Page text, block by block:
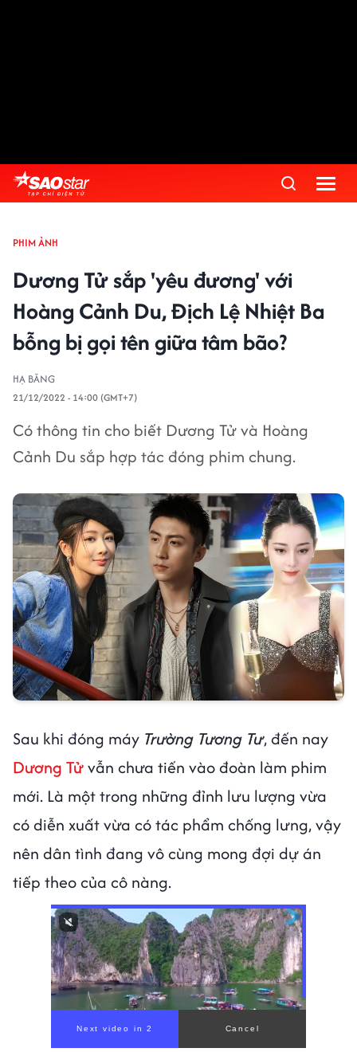
PHIM ẢNH
Dương Tử sắp 'yêu đương' với
Hoàng Cảnh Du, Địch Lệ Nhiệt Ba
bỗng bị gọi tên giữa tâm bão?
HẠ BĂNG
21/12/2022 - 14:00 (GMT+7)
Có thông tin cho biết Dương Tử và Hoàng
Cảnh Du sắp hợp tác đóng phim chung.
Sau khi đóng máy Trường Tương Tư, đến nay
Dương Tửvẫn chưa tiến vào đoàn làm phim
mới. Là một trong những đỉnh lưu lượng vừa
có diễn xuất vừa có tác phẩm chống lưng, vậy
nên dân tình đang vô cùng mong đợi dự án
tiếp theo của cô nàng.